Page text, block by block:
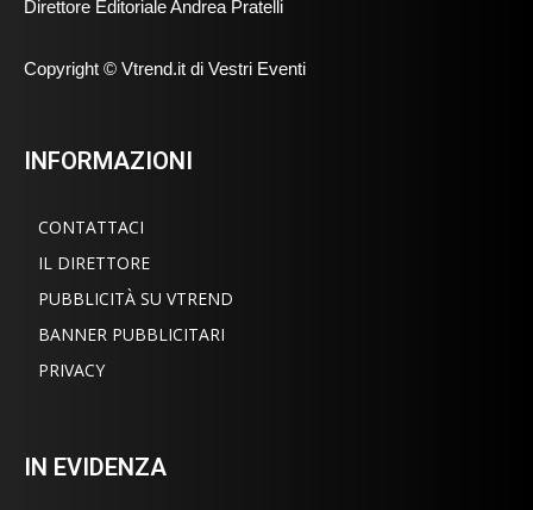
Direttore Editoriale Andrea Pratelli
Copyright © Vtrend.it di Vestri Eventi
INFORMAZIONI
CONTATTACI
IL DIRETTORE
PUBBLICITÀ SU VTREND
BANNER PUBBLICITARI
PRIVACY
IN EVIDENZA